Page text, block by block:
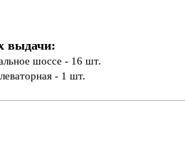
выдачи:
шоссе - 16 шт.
- 1 шт.